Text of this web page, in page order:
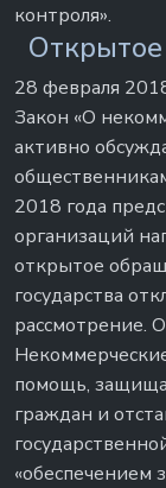
контроля».
28 февраля
Закон «О
активно
2018 года
организаций
открытое
государства
рассмотрение.
помощь,
граждан и
«обеспечением